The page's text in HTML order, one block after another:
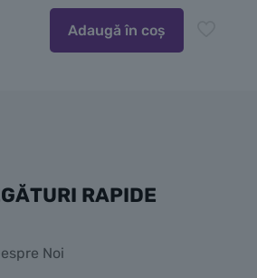
Adaugă în coș
RAPIDE
Noi